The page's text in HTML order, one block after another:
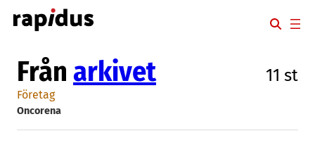
Hoppa
till
Från arkivet 11 st
Företag
Oncorena